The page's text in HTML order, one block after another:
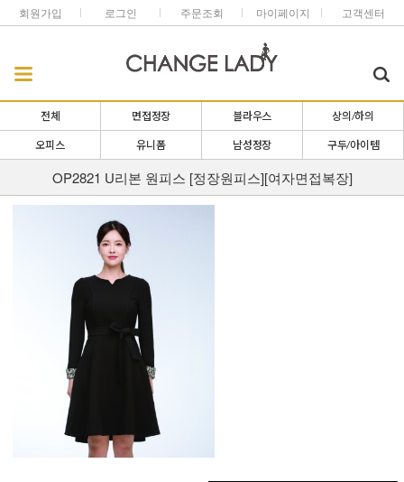
회원가입 로그인 주문조회 마이페이지 고객센터
전체 면접정장 블라우스 상의/하의
오피스 유니폼 남성정장 구두/아이템
OP2821 U리본 원피스 [정장원피스][여자면접복장]